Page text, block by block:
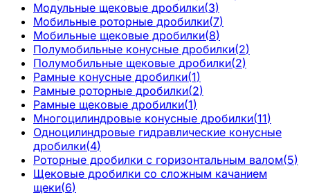
Модульные щековые дробилки(3)
Мобильные роторные дробилки(7)
Мобильные щековые дробилки(8)
Полумобильные конусные дробилки(2)
Полумобильные щековые дробилки(2)
Рамные конусные дробилки(1)
Рамные роторные дробилки(2)
Рамные щековые дробилки(1)
Многоцилиндровые конусные дробилки(11)
Одноцилиндровые гидравлические конусные
дробилки(4)
Роторные дробилки с горизонтальным валом(5)
Щековые дробилки со сложным качанием
щеки(6)